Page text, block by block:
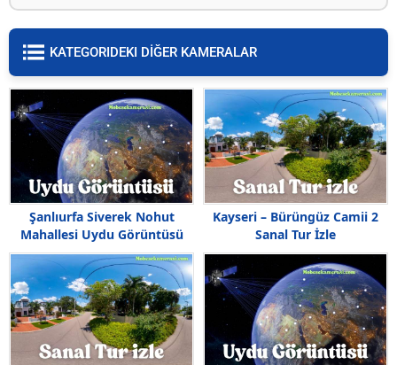
KATEGORIDEKI DİĞER KAMERALAR
Şanlıurfa Siverek Nohut
Mahallesi Uydu Görüntüsü
Haritası
Kayseri – Bürüngüz Camii 2
Sanal Tur İzle